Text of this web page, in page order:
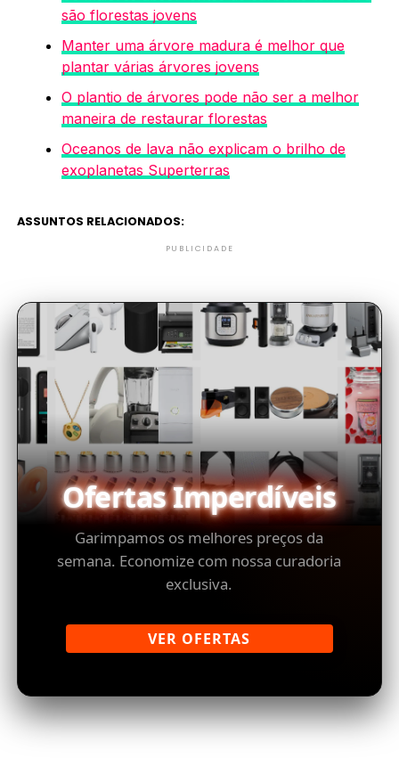
são florestas jovens
Manter uma árvore madura é melhor que
plantar várias árvores jovens
O plantio de árvores pode não ser a melhor
maneira de restaurar florestas
Oceanos de lava não explicam o brilho de
exoplanetas Superterras
ASSUNTOS RELACIONADOS:
PUBLICIDADE
Ofertas Imperdíveis
Garimpamos os melhores preços da
semana. Economize com nossa curadoria
exclusiva.
VER OFERTAS